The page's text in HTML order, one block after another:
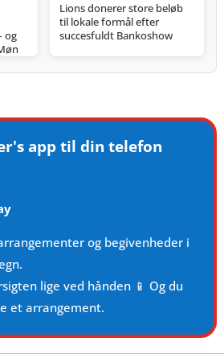
og
Lions donerer store beløb
til lokale formål efter
succesfuldt Bankoshow
app til din telefon
og begivenheder i
lige ved hånden 📱 Og du
et arrangement.